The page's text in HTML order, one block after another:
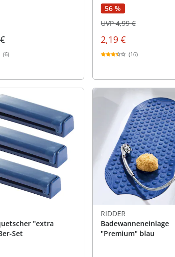
(6)
56 %
2,19 €
UVP 4,99 €
(16)
"extra
Set
RIDDER
Badewanneneinlage
"Premium" blau